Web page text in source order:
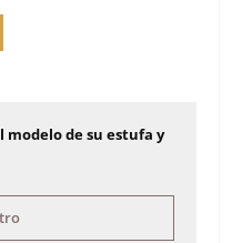
de su estufa y